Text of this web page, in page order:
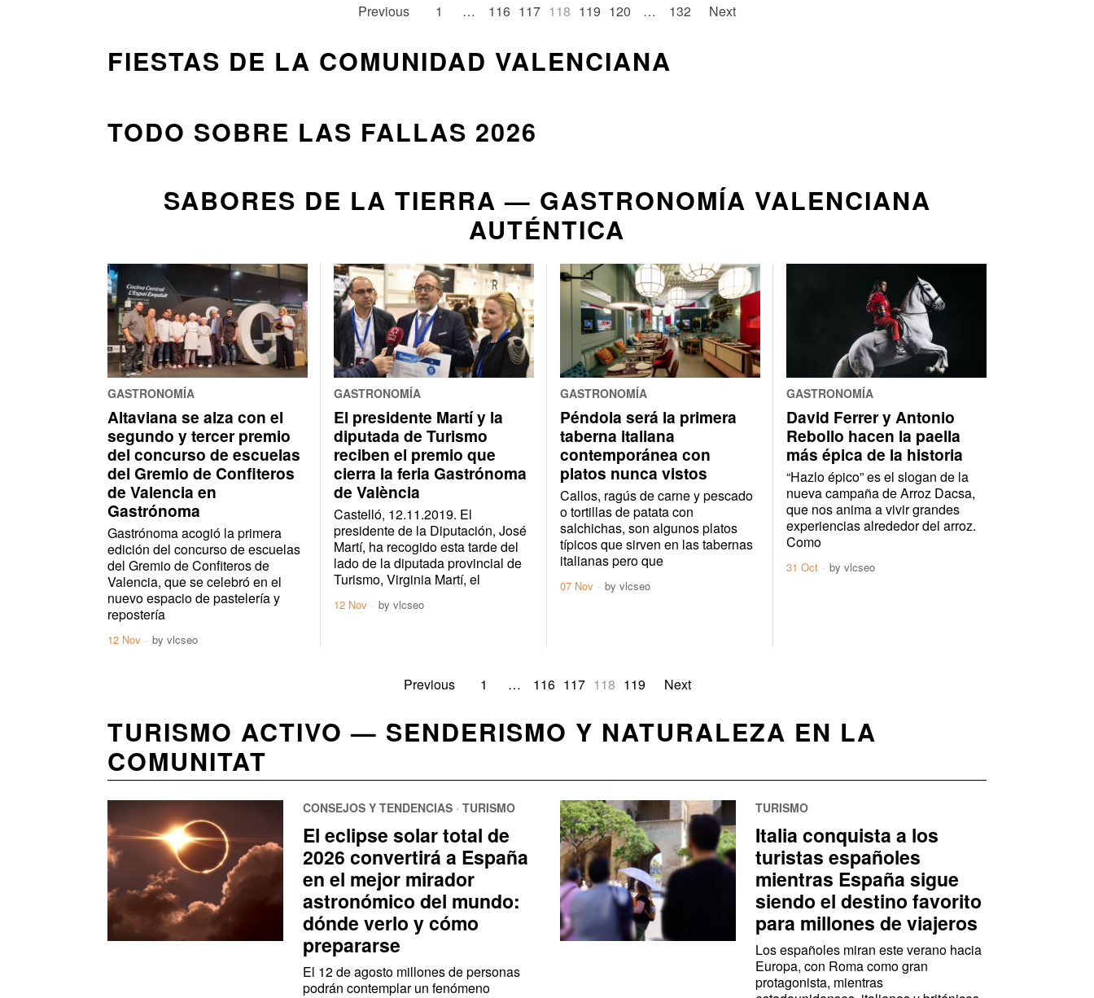
Previous 1 … 116 117 118 119 120 … 132 Next
FIESTAS DE LA COMUNIDAD VALENCIANA
TODO SOBRE LAS FALLAS 2026
SABORES DE LA TIERRA — GASTRONOMÍA VALENCIANA
AUTÉNTICA
GASTRONOMÍA
Altaviana se alza con el
segundo y tercer premio
del concurso de escuelas
del Gremio de Confiteros
de Valencia en
Gastrónoma
Gastrónoma acogió la primera
edición del concurso de escuelas
del Gremio de Confiteros de
Valencia, que se celebró en el
nuevo espacio de pastelería y
repostería
12 Nov by vlcseo
GASTRONOMÍA
El presidente Martí y la
diputada de Turismo
reciben el premio que
cierra la feria Gastrónoma
de València
Castelló, 12.11.2019. El
presidente de la Diputación, José
Martí, ha recogido esta tarde del
lado de la diputada provincial de
Turismo, Virginia Martí, el
12 Nov by vlcseo
GASTRONOMÍA
Péndola será la primera
taberna italiana
contemporánea con
platos nunca vistos
Callos, ragús de carne y pescado
o tortillas de patata con
salchichas, son algunos platos
típicos que sirven en las tabernas
italianas pero que
07 Nov by vlcseo
GASTRONOMÍA
David Ferrer y Antonio
Rebollo hacen la paella
más épica de la historia
“Hazlo épico” es el slogan de la
nueva campaña de Arroz Dacsa,
que nos anima a vivir grandes
experiencias alrededor del arroz.
Como
31 Oct by vlcseo
Previous 1 … 116 117 118 119 Next
TURISMO ACTIVO — SENDERISMO Y NATURALEZA EN LA
COMUNITAT
CONSEJOS Y TENDENCIAS · TURISMO
El eclipse solar total de
2026 convertirá a España
en el mejor mirador
astronómico del mundo:
dónde verlo y cómo
prepararse
El 12 de agosto millones de personas
podrán contemplar un fenómeno
TURISMO
Italia conquista a los
turistas españoles
mientras España sigue
siendo el destino favorito
para millones de viajeros
Los españoles miran este verano hacia
Europa, con Roma como gran
protagonista, mientras